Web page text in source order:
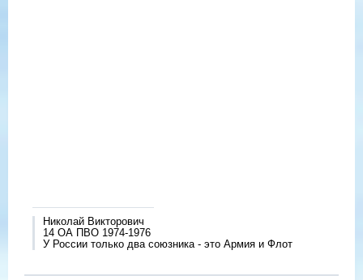
Николай Викторович
14 ОА ПВО 1974-1976
У России только два союзника - это Армия и Флот